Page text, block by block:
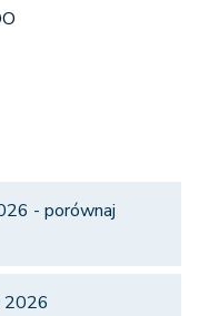
- porównaj
2026